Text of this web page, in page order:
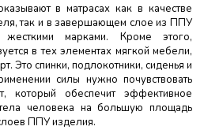
в матрасах как в качестве
так и в завершающем слое из ППУ
марками. Кроме этого,
в тех элементах мягкой мебели,
Это спинки, подлокотники, сиденья и
силы нужно почувствовать
который обеспечит эффективное
человека на большую площадь
ППУ изделия.